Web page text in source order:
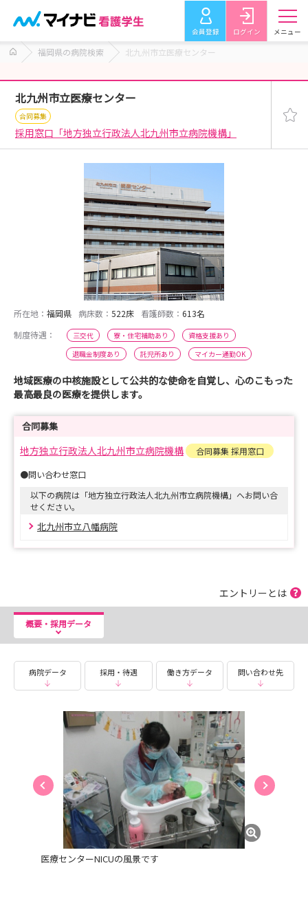
会員登録 ログイン メニュー
福岡県の病院検索 北九州市立医療センター
北九州市立医療センター
合同募集
採用窓口「地方独立行政法人北九州市立病院機構」
所在地： 福岡県 病床数： 522床 看護師数： 613名
制度待遇：
三交代 寮・住宅補助あり
資格支援あり
退職金制度あり
託児所あり マイカー通勤OK
地域医療の中核施設として公共的な使命を自覚し、心のこもった
最高最良の医療を提供します。
合同募集
地方独立行政法人北九州市立病院機構
合同募集 採用窓口
●問い合わせ窓口
以下の病院は「地方独立行政法人北九州市立病院機構」へお問い合
せください。
北九州市立八幡病院
エントリーとは
概要・採用データ
病院データ 採用・待遇 働き方データ 問い合わせ先
医療センターNICUの風景です